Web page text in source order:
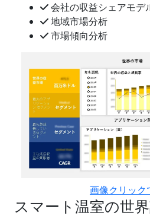
会社の収益シェアモデ
地域市場分析
市場傾向分析
画像クリック
スマート温室の世